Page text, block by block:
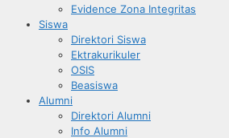
Evidence Zona Integritas
Siswa
Direktori Siswa
Ektrakurikuler
OSIS
Beasiswa
Alumni
Direktori Alumni
Info Alumni